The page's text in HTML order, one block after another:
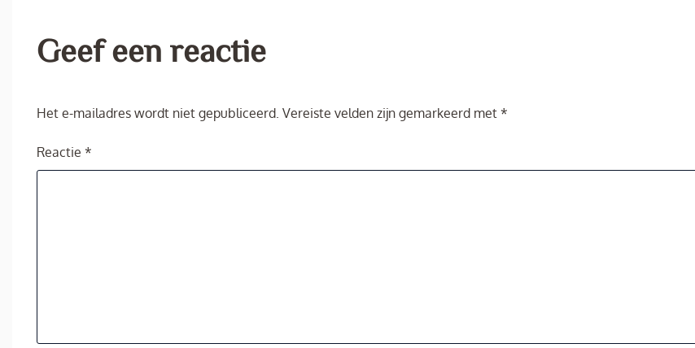
Geef een reactie
Het e-mailadres wordt niet gepubliceerd. Vereiste velden zijn gemarkeerd met *
Reactie *